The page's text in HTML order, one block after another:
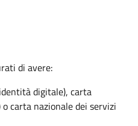
di avere:
digitale), carta
carta nazionale dei servizi